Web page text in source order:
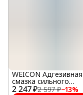
2 247 ₽2 597 ₽−13%
WEICON Адгезивная
смазка сильного
действия (400 мл)